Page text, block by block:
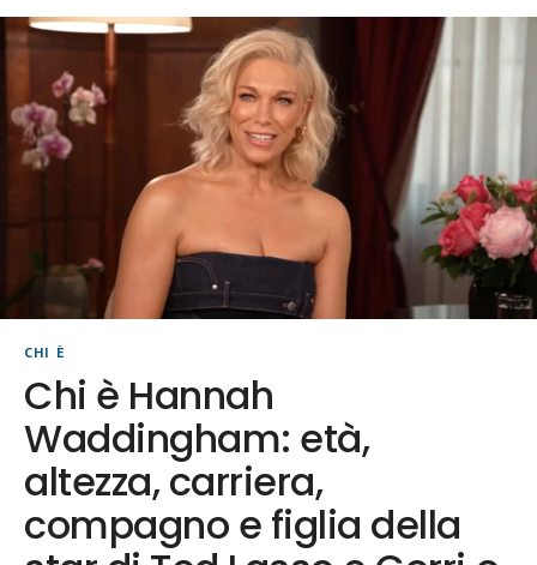
CHI È
Chi è Hannah
Waddingham: età,
altezza, carriera,
compagno e figlia della